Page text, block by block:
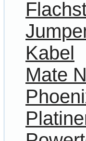
Kabel
Mate